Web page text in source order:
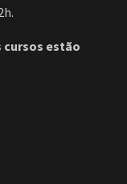
cursos estão